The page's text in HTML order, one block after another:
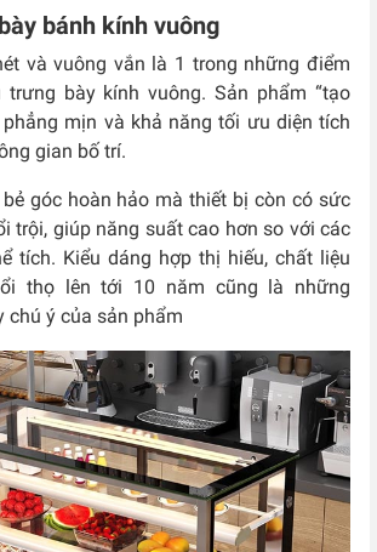
bánh kính vuông
và vuông vắn là 1 trong những điểm
trưng bày kính vuông. Sản phẩm “tạo
phẳng mịn và khả năng tối ưu diện tích
gian bố trí.
góc hoàn hảo mà thiết bị còn có sức
trội, giúp năng suất cao hơn so với các
tích. Kiểu dáng hợp thị hiếu, chất liệu
thọ lên tới 10 năm cũng là những
chú ý của sản phẩm